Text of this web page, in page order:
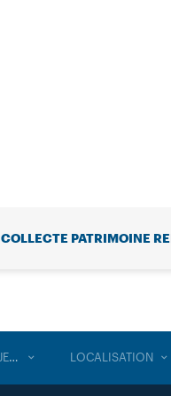
COLLECTE PATRIMOINE
TOUS LES PROJETS LOCALISATION